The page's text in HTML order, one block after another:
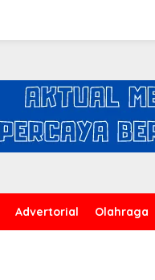
Advertorial Olahraga